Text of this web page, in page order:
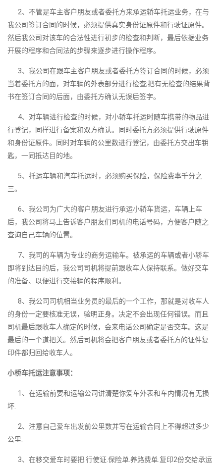
2、不管是车主客户朋友或者委托方来承运轿车托运业务，在与
我公司签订合同的时候，必须提供真实身份证原件和行驶证原件。
然后我公司对该车的合法性进行初步的检查和判断，最后依据业务
开展的程序和合同法的步骤来逐步进行操作程序。
3、我公司在跟车主客户朋友或者委托方签订合同的时候，必须
当着委托方的面，对车辆的外表部分进行检查;把有无检查的结果背
书在签订合同的后面，由委托方确认无误后签字。
4、对车辆进行检查的时候，对小轿车托运时随车携带的物品进
行登记，同样进行备案和双方确认。同时委托方必须提供行驶原件
和身份证原件。同时对车辆的公里数进行登记，由委托方交出车钥
匙，一同抵达目的地。
5、托运车辆和汽车托运时，必须购买保险，保险费率千分之
三。
6、我公司为广大的客户朋友进行承运小轿车货运，车辆上车
后，我公司将马上告诉客户朋友们司机的电话号码，方便客户随之
查询自己车辆的位置。
7、我司的车辆为专业的商务运输车。被承运的车辆或者小轿车
即将到达目的后，我公司司机将提前跟收车人保持联系。做好交车
的准备、以便进行交接辆的程序顺利。
8、我公司司机相当业务员的最后的一个工作，那就是对收车人
的身份一定要核准无误，验明正身。决定不会出现任何错误。而且
司机最后跟收车人确定的时候，会来电话公司确定是否交车。这是
最后的一个道把关。然后司机将会把客户朋友或者委托方的证件复
印件都归回给收车人。
小桥车托运注意事项：
1、在运输前要和运输公司讲清楚你爱车外表和车内情况有无损
坏.
2、注意自己爱车出发前公里数并写在运输合同上不得超过多少
公里.
3、在移交爱车时要把.行使证.保险单.养路费单.复印2份交给承运